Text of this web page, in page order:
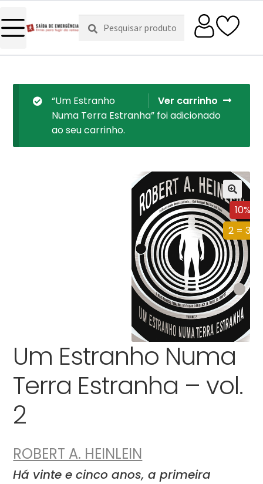
Pesquisar
por:
Pesquisa
Ver carrinho
“Um Estranho
Numa Terra Estranha” foi adicionado
ao seu carrinho.
10%
2 = 3
Um Estranho Numa
Terra Estranha – vol.
2
ROBERT A. HEINLEIN
Há vinte e cinco anos, a primeira